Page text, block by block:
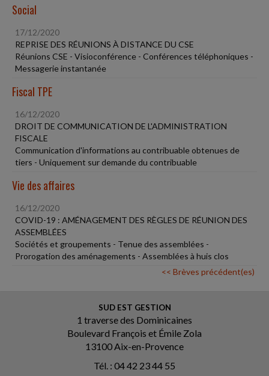
Social
17/12/2020
REPRISE DES RÉUNIONS À DISTANCE DU CSE
Réunions CSE - Visioconférence - Conférences téléphoniques -
Messagerie instantanée
Fiscal TPE
16/12/2020
DROIT DE COMMUNICATION DE L'ADMINISTRATION
FISCALE
Communication d'informations au contribuable obtenues de
tiers - Uniquement sur demande du contribuable
Vie des affaires
16/12/2020
COVID-19 : AMÉNAGEMENT DES RÈGLES DE RÉUNION DES
ASSEMBLÉES
Sociétés et groupements - Tenue des assemblées -
Prorogation des aménagements - Assemblées à huis clos
<< Brèves précédent(es)
SUD EST GESTION
1 traverse des Dominicaines
Boulevard François et Émile Zola
13100 Aix-en-Provence
Tél. : 04 42 23 44 55